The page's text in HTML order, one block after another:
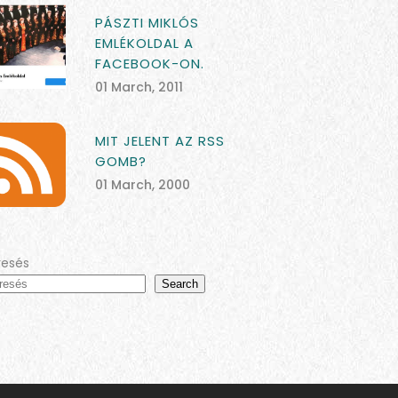
PÁSZTI MIKLÓS
EMLÉKOLDAL A
FACEBOOK-ON.
01 March, 2011
MIT JELENT AZ RSS
GOMB?
01 March, 2000
Search